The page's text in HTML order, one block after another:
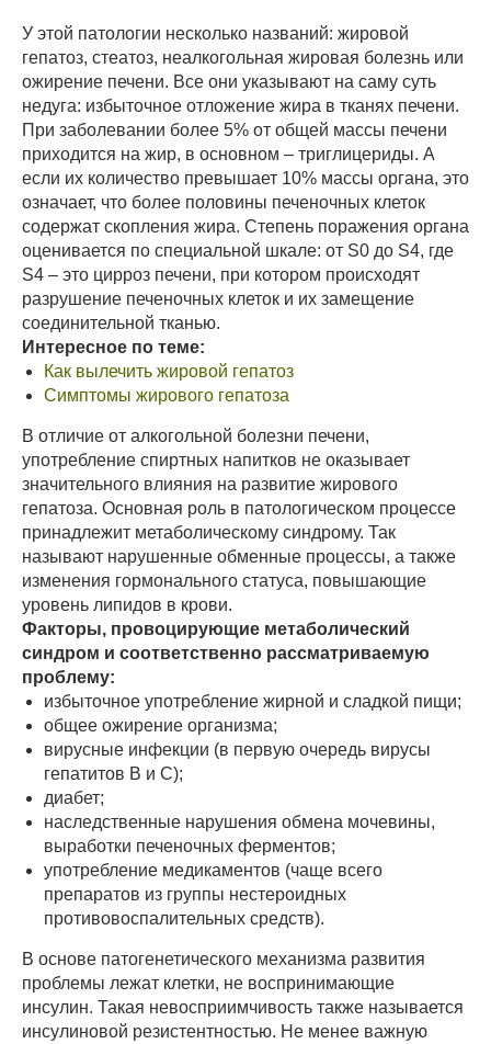
У этой патологии несколько названий: жировой
гепатоз, стеатоз, неалкогольная жировая болезнь или
ожирение печени. Все они указывают на саму суть
недуга: избыточное отложение жира в тканях печени.
При заболевании более 5% от общей массы печени
приходится на жир, в основном – триглицериды. А
если их количество превышает 10% массы органа, это
означает, что более половины печеночных клеток
содержат скопления жира. Степень поражения органа
оценивается по специальной шкале: от S0 до S4, где
S4 – это цирроз печени, при котором происходят
разрушение печеночных клеток и их замещение
соединительной тканью.
Интересное по теме:
Как вылечить жировой гепатоз
Симптомы жирового гепатоза
В отличие от алкогольной болезни печени,
употребление спиртных напитков не оказывает
значительного влияния на развитие жирового
гепатоза. Основная роль в патологическом процессе
принадлежит метаболическому синдрому. Так
называют нарушенные обменные процессы, а также
изменения гормонального статуса, повышающие
уровень липидов в крови.
Факторы, провоцирующие метаболический
синдром и соответственно рассматриваемую
проблему:
избыточное употребление жирной и сладкой пищи;
общее ожирение организма;
вирусные инфекции (в первую очередь вирусы
гепатитов В и С);
диабет;
наследственные нарушения обмена мочевины,
выработки печеночных ферментов;
употребление медикаментов (чаще всего
препаратов из группы нестероидных
противовоспалительных средств).
В основе патогенетического механизма развития
проблемы лежат клетки, не воспринимающие
инсулин. Такая невосприимчивость также называется
инсулиновой резистентностью. Не менее важную